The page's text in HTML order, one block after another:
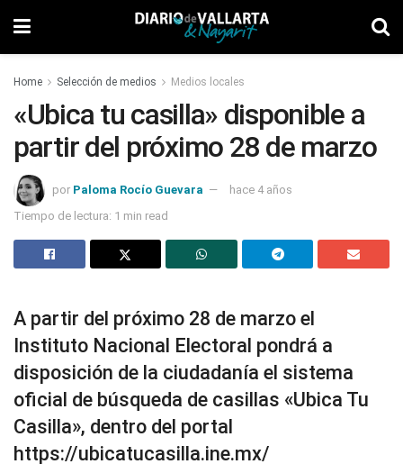
Home Selección de medios Medios locales
«Ubica tu casilla» disponible a
partir del próximo 28 de marzo
por Paloma Rocío Guevara
hace 4 años
Tiempo de lectura: 1 min read
A partir del próximo 28 de marzo el
Instituto Nacional Electoral pondrá a
disposición de la ciudadanía el sistema
oficial de búsqueda de casillas «Ubica Tu
Casilla», dentro del portal
https://ubicatucasilla.ine.mx/